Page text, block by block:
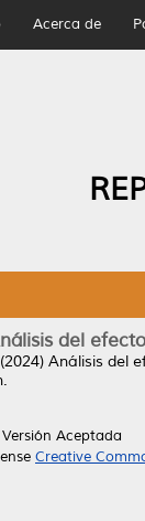
Acerca de
del
(2024) Análisis del
Aceptada
Creative